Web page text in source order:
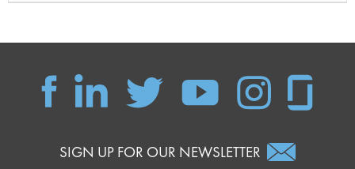
SIGN UP FOR OUR NEWSLETTER